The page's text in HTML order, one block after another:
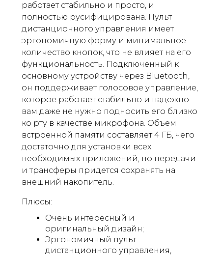
работает стабильно и просто, и
полностью русифицирована. Пульт
дистанционного управления имеет
эргономичную форму и минимальное
количество кнопок, что не влияет на его
функциональность. Подключенный к
основному устройству через Bluetooth,
он поддерживает голосовое управление,
которое работает стабильно и надежно -
вам даже не нужно подносить его близко
ко рту в качестве микрофона. Объем
встроенной памяти составляет 4 ГБ, чего
достаточно для установки всех
необходимых приложений, но передачи
и трансферы придется сохранять на
внешний накопитель.
Плюсы:
Очень интересный и
оригинальный дизайн;
Эргономичный пульт
дистанционного управления,